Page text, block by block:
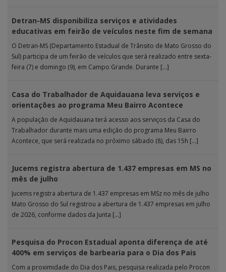
Detran-MS disponibiliza serviços e atividades
educativas em feirão de veículos neste fim de semana
O Detran-MS (Departamento Estadual de Trânsito de Mato Grosso do
Sul) participa de um feirão de veículos que será realizado entre sexta-
feira (7) e domingo (9), em Campo Grande. Durante […]
Casa do Trabalhador de Aquidauana leva serviços e
orientações ao programa Meu Bairro Acontece
A população de Aquidauana terá acesso aos serviços da Casa do
Trabalhador durante mais uma edição do programa Meu Bairro
Acontece, que será realizada no próximo sábado (8), das 15h […]
Jucems registra abertura de 1.437 empresas em MS no
mês de julho
Jucems registra abertura de 1.437 empresas em MSz no mês de julho
Mato Grosso do Sul registrou a abertura de 1.437 empresas em julho
de 2026, conforme dados da Junta […]
Pesquisa do Procon Estadual aponta diferença de até
400% em serviços de barbearia para o Dia dos Pais
Com a proximidade do Dia dos Pais, pesquisa realizada pelo Procon